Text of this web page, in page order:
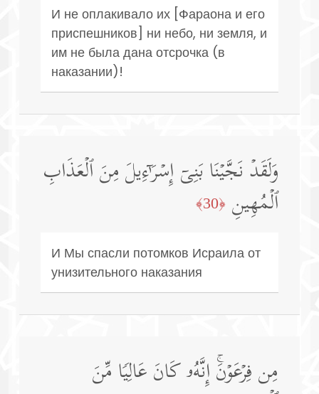
И не оплакивало их [Фараона и его
приспешников] ни небо, ни земля, и
им не была дана отсрочка (в
наказании)!
وَلَقَدۡ نَجَّیۡنَا بَنِیۤ إِسۡرَ ٰ⁠ۤءِیلَ مِنَ ٱلۡعَذَابِ
ٱلۡمُهِینِ ﴿30﴾
И Мы спасли потомков Исраила от
унизительного наказания
مِن فِرۡعَوۡنَۚ إِنَّهُۥ كَانَ عَالِیࣰا مِّنَ